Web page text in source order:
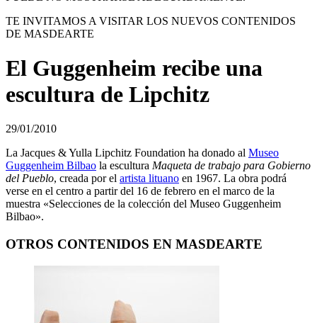
TE INVITAMOS A VISITAR LOS NUEVOS CONTENIDOS
DE MASDEARTE
El Guggenheim recibe una
escultura de Lipchitz
29/01/2010
La Jacques & Yulla Lipchitz Foundation ha donado al Museo
Guggenheim Bilbao la escultura Maqueta de trabajo para Gobierno
del Pueblo, creada por el artista lituano en 1967. La obra podrá
verse en el centro a partir del 16 de febrero en el marco de la
muestra «Selecciones de la colección del Museo Guggenheim
Bilbao».
OTROS CONTENIDOS EN MASDEARTE